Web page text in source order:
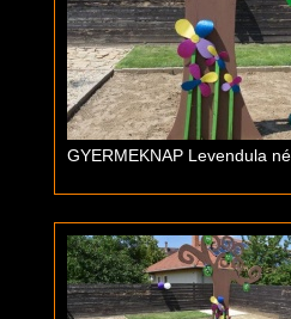
GYERMEKNAP Levendula